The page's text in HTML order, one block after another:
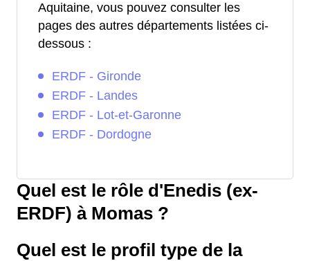
Aquitaine, vous pouvez consulter les
pages des autres départements listées ci-
dessous :
ERDF - Gironde
ERDF - Landes
ERDF - Lot-et-Garonne
ERDF - Dordogne
Quel est le rôle d'Enedis (ex-
ERDF) à Momas ?
Quel est le profil type de la